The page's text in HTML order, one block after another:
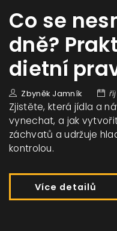
Co se
dně?
dietní
Zbyněk Jamník říj
Zjistěte, která jídla a
vynechat, a jak
záchvatů a udržuje
kontrolou.
Více detailů